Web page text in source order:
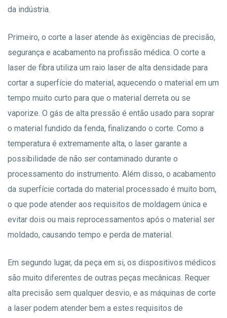
da indústria.
Primeiro, o corte a laser atende às exigências de precisão,
segurança e acabamento na profissão médica. O corte a
laser de fibra utiliza um raio laser de alta densidade para
cortar a superfície do material, aquecendo o material em um
tempo muito curto para que o material derreta ou se
vaporize. O gás de alta pressão é então usado para soprar
o material fundido da fenda, finalizando o corte. Como a
temperatura é extremamente alta, o laser garante a
possibilidade de não ser contaminado durante o
processamento do instrumento. Além disso, o acabamento
da superfície cortada do material processado é muito bom,
o que pode atender aos requisitos de moldagem única e
evitar dois ou mais reprocessamentos após o material ser
moldado, causando tempo e perda de material.
Em segundo lugar, da peça em si, os dispositivos médicos
são muito diferentes de outras peças mecânicas. Requer
alta precisão sem qualquer desvio, e as máquinas de corte
a laser podem atender bem a estes requisitos de